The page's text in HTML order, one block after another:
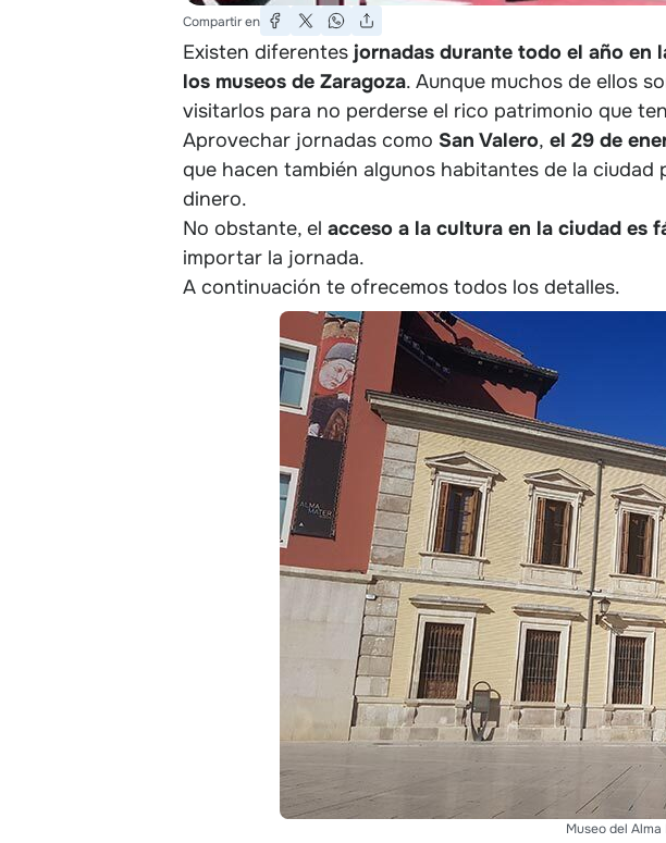
Compartir en
Existen diferentes jornadas durante todo el año en
los museos de Zaragoza. Aunque muchos de ellos
visitarlos para no perderse el rico patrimonio que
Aprovechar jornadas como San Valero, el 29 de
que hacen también algunos habitantes de la
dinero.
No obstante, el acceso a la cultura en la ciudad es
importar la jornada.
A continuación te ofrecemos todos los detalles.
Museo del